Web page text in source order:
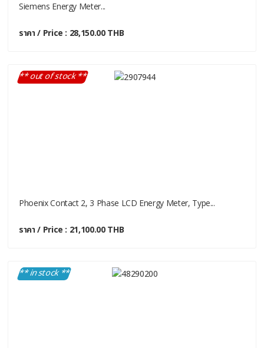
Siemens Energy Meter...
ราคา / Price : 28,150.00 THB
** out of stock **
Phoenix Contact 2, 3 Phase LCD Energy Meter, Type...
ราคา / Price : 21,100.00 THB
** in stock **